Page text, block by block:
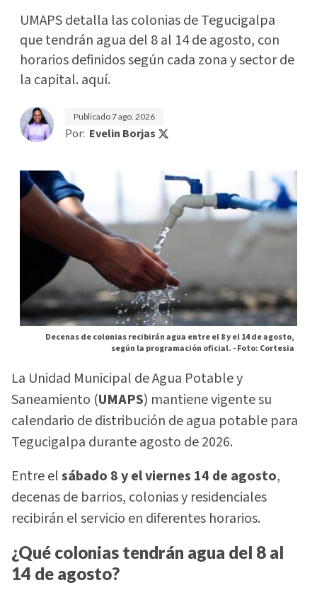
UMAPS detalla las colonias de Tegucigalpa
que tendrán agua del 8 al 14 de agosto, con
horarios definidos según cada zona y sector de
la capital. aquí.
Publicado7 ago. 2026
Por: Evelin Borjas
Decenas de colonias recibirán agua entre el 8 y el 14 de agosto,
según la programación oficial. -Foto: Cortesia
La Unidad Municipal de Agua Potable y
Saneamiento (UMAPS) mantiene vigente su
calendario de distribución de agua potable para
Tegucigalpa durante agosto de 2026.
Entre elsábado 8 y el viernes 14 de agosto,
decenas de barrios, colonias y residenciales
recibirán el servicio en diferentes horarios.
¿Qué colonias tendrán agua del 8 al
14 de agosto?